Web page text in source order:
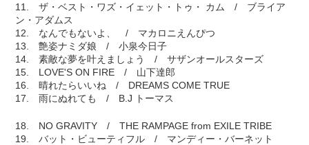
11. ザ・ベスト・ワズ・イェット・トゥ・ カム / ブライア
ン・アダムス
12. なんでもないよ、 / マカロニえんぴつ
13. 艶姿ナミダ娘 / 小泉今日子
14. 素敵な夢を叶えましょう / サザンオールスターズ
15. LOVE'S ON FIRE / 山下達郎
16. 晴れたらいいね / DREAMS COME TRUE
17. 雨にぬれても / B.J トーマス
18. NO GRAVITY / THE RAMPAGE from EXILE TRIBE
19. バット・ビューティフル / マンディー・バーネット